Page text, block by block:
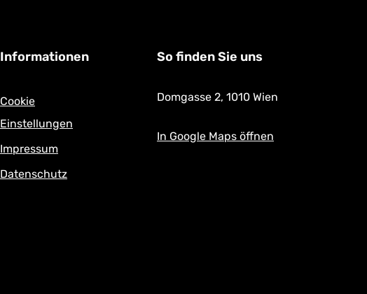
Informationen
Cookie
Einstellungen
Impressum
Datenschutz
So finden Sie uns
Domgasse 2, 1010 Wien
In Google Maps öffnen